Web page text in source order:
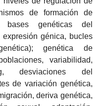
de formación de
bases genéticas del
génica, bucles
genética de
variabilidad,
desviaciones del
de variación genética,
deriva genética,